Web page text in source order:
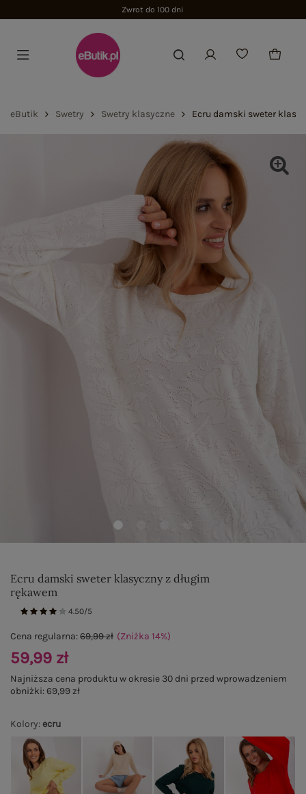
Zwrot do 100 dni
eButik Swetry Swetry klasyczne Ecru damski sweter
Ecru damski sweter klasyczny z długim
rękawem
4.50/5
Kolory: ecru
Cena regularna:69,99 zł (Zniżka 14%)
59,99 zł
Najniższa cena produktu w okresie 30 dni przed wprowadzeniem
obniżki:69,99 zł